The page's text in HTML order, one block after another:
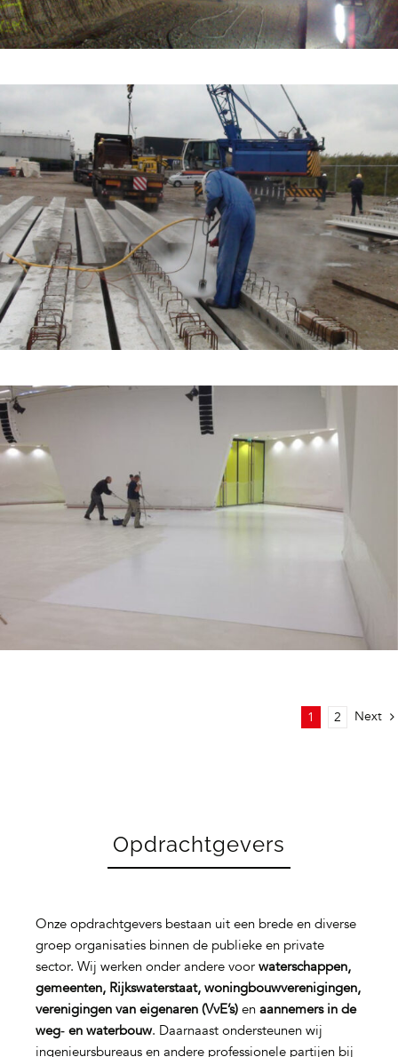
1 2 Next
Opdrachtgevers
Onze opdrachtgevers bestaan uit een brede en diverse
groep organisaties binnen de publieke en private
sector. Wij werken onder andere voor waterschappen,
gemeenten, Rijkswaterstaat, woningbouwverenigingen,
verenigingen van eigenaren (VvE’s)en aannemers in de
weg‑ en waterbouw. Daarnaast ondersteunen wij
ingenieursbureaus en andere professionele partijen bij